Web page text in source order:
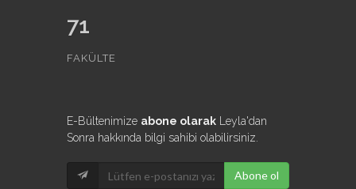
71
FAKÜLTE
E-Bültenimize abone olarak Leyla'dan
Sonra hakkında bilgi sahibi olabilirsiniz.
Abone ol